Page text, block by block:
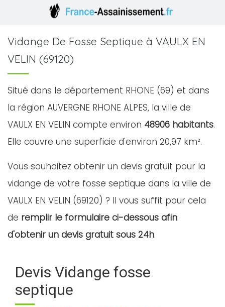
Vidange De Fosse Septique à VAULX EN
VELIN (69120)
Situé dans le département RHONE (69) et dans
la région AUVERGNE RHONE ALPES, la ville de
VAULX EN VELIN compte environ 48906 habitants.
Elle couvre une superficie d'environ 20,97 km².
Vous souhaitez obtenir un devis gratuit pour la
vidange de votre fosse septique dans la ville de
VAULX EN VELIN (69120) ? Il vous suffit pour cela
de remplir le formulaire ci-dessous afin
d'obtenir un devis gratuit sous 24h.
Devis Vidange fosse
septique